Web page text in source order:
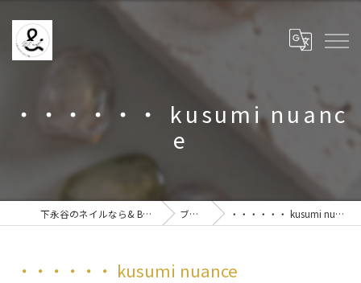
・・・・・・ kusumi nuanc
e
下永谷のネイルなら& BE nail ブログ ・・・・・・ kusumi nuance
・・・・・・ kusumi nuance